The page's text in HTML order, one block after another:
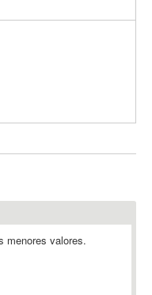
menores valores.